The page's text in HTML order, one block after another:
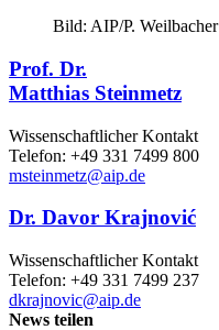
Bild: AIP/P. Weilbacher
Prof. Dr.
Matthias Steinmetz
Wissenschaftlicher Kontakt
Telefon: +49 331 7499 800
msteinmetz@aip.de
Dr. Davor Krajnović
Wissenschaftlicher Kontakt
Telefon: +49 331 7499 237
dkrajnovic@aip.de
News teilen